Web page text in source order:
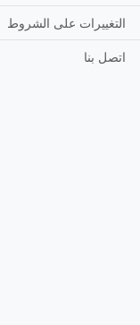
التغييرات على الشروط
اتصل بنا